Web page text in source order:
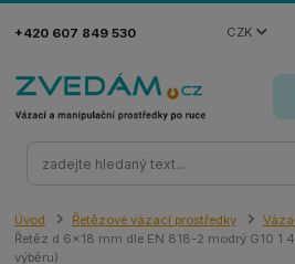
CZK
+420 607 849 530
Úvod Řetězové vázací prostředky
Řetěz d 6x18 mm dle EN 818-2 modrý G10 1
výběru)